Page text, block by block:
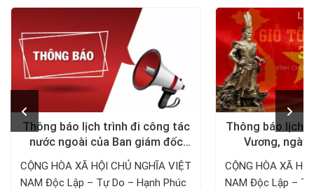
Thông báo lịch trình đi công tác
nước ngoài của Ban giám đốc
Công ty Thám tử VDT năm 2024
CỘNG HÒA XÃ HỘI CHỦ NGHĨA VIỆT
NAM Độc Lập – Tự Do – Hạnh Phúc ­­­­­­­­­­­­­­­­­­­­
Thông báo lịch
Vương, ngày
1/5/
CỘNG HÒA XÃ
NAM Độc Lập –